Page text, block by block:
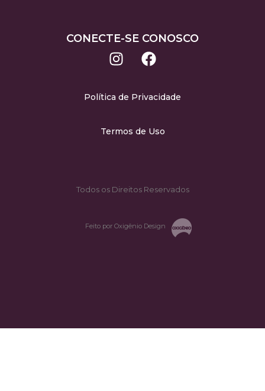
CONECTE-SE CONOSCO
Política de Privacidade
Termos de Uso
Todos os Direitos Reservados
Feito por Oxigênio Design